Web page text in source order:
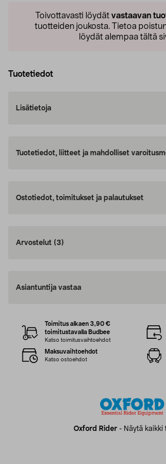
Toivottavasti löydät vastaavan
tuotteiden joukosta. Tietoa
löydät alempaa tältä
Tuotetiedot
Lisätietoja
Tuotetiedot, liitteet ja mahdolliset
Ostotiedot, toimitukset ja palautukset
Arvostelut (3)
Asiantuntija vastaa
Oxford Rider- Näytä kaikki
Toimitus alkaen 3,90 €
toimitustavalla Budbee
Katso toimitusvaihtoehdot
Maksuvaihtoehdot
Katso ostoehdot